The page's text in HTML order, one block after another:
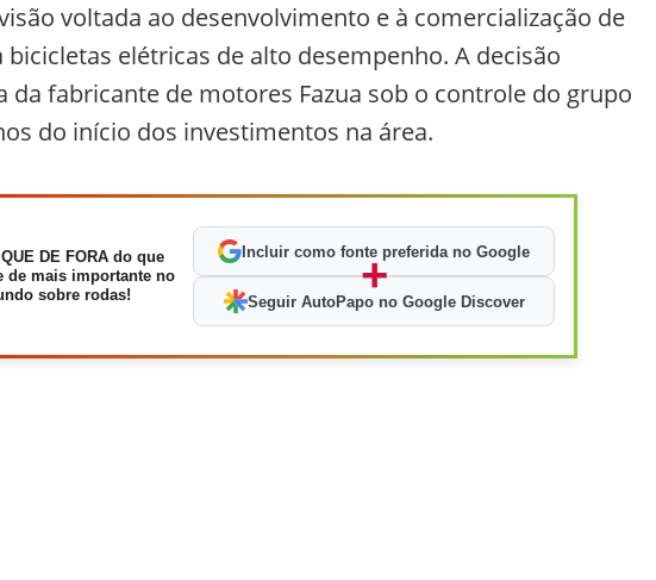
voltada ao desenvolvimento e à comercialização de
elétricas de alto desempenho. A decisão
fabricante de motores Fazua sob o controle do grupo
do início dos investimentos na área.
DE FORA do que
de mais importante no
sobre rodas!
Incluir como fonte preferida no Google
+
Seguir AutoPapo no Google Discover